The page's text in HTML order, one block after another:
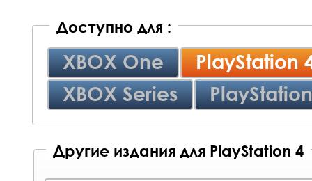
Доступно для :
XBOX One
PlayStation
XBOX Series
Другие издания для PlayStation 4